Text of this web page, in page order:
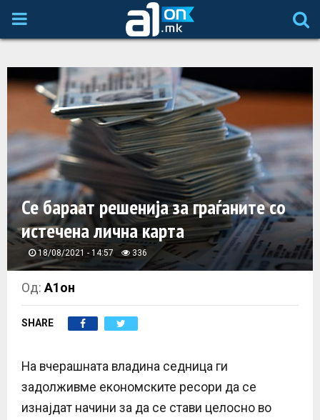
P
I
M
A
R
Y
M
E
N
U
Се бараат решенија за граѓаните со
истечена лична карта
18/08/2021 - 14:57 336
Од:А1он
SHARE
На вчерашната владина седница ги
задолживме економските ресори да се
изнајдат начини за да се стави целосно во